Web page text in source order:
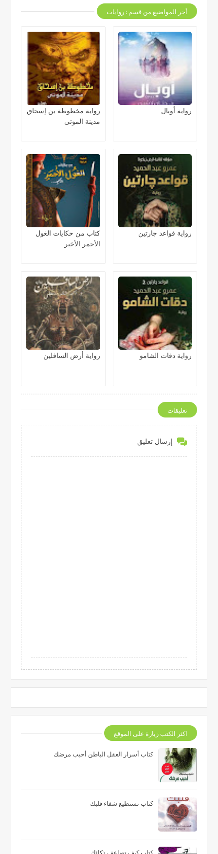
أخر المواضيع من قسم : روايات
رواية أوبال
رواية مخطوطة بن إسحاق
مدينة الموتى
رواية قواعد جارتين
كتاب من حكايات الغول
الأحمر الأخير
رواية دقات الشامو رواية أرض السافلين
تعليقات
إرسال تعليق
اكثر الكتب زيارة على الموقع
كتاب أسرار العقل الباطن أحبب مرضك
كتاب تستطيع شفاء قلبك